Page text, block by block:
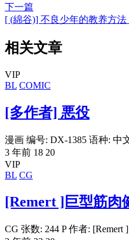
下一篇
[ (綿谷)] 不良少年的教养方法
相关文章
VIP
BL COMIC
[多作者] 悪役
漫画 编号: DX-1385 语种: 中
3 年前 18 20
VIP
BL CG
[Remert ]巨型筋肉
CG 张数: 244 P 作者: [Remert